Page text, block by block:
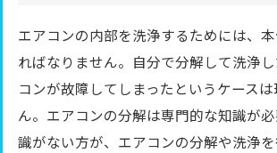
エアコンの内部を洗浄するためには、
ればなりません。自分で分解して洗浄
コンが故障してしまったというケース
ん。エアコンの分解は専門的な知識が
識がない方が、エアコンの分解や洗浄